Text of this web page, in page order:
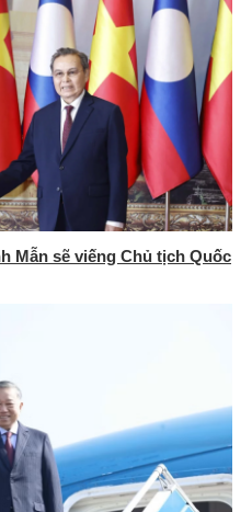
Mẫn sẽ viếng Chủ tịch Quốc